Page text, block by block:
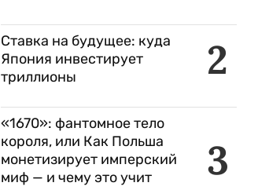
2
Ставка на будущее: куда
Япония инвестирует
триллионы
3
«1670»: фантомное тело
короля, или Как Польша
монетизирует имперский
миф — и чему это учит